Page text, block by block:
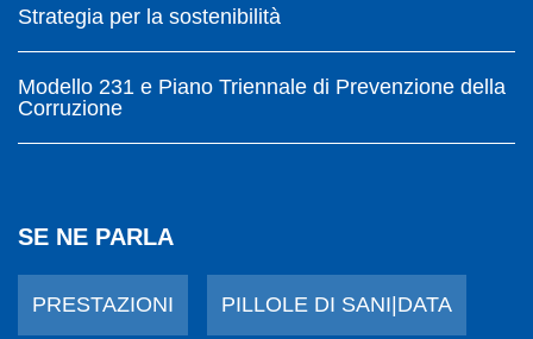
Strategia per la sostenibilità
Modello 231 e Piano Triennale di Prevenzione della
Corruzione
SE NE PARLA
PRESTAZIONI PILLOLE DI SANI|DATA